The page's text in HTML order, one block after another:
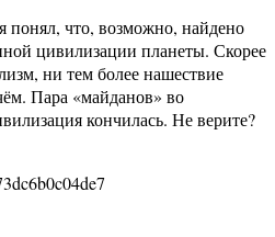
понял, что, возможно, найдено
цивилизации планеты. Скорее
ни тем более нашествие
Пара «майданов» во
кончилась. Не верите?